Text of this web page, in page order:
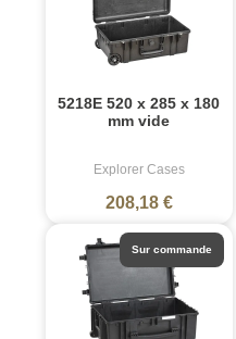
5218E 520 x 285 x 180
mm vide
Explorer Cases
208,18 €
Sur commande